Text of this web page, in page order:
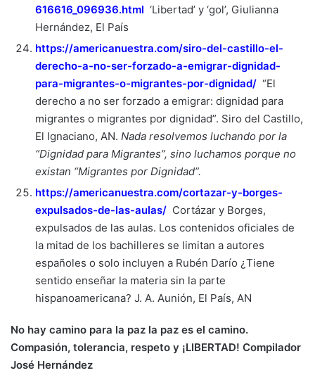
616616_096936.html ‘Libertad’ y ‘gol’, Giulianna
Hernández, El País
https://americanuestra.com/siro-del-castillo-el-
derecho-a-no-ser-forzado-a-emigrar-dignidad-
para-migrantes-o-migrantes-por-dignidad/ “El
derecho a no ser forzado a emigrar: dignidad para
migrantes o migrantes por dignidad”. Siro del Castillo,
El Ignaciano, AN. Nada resolvemos luchando por la
“Dignidad para Migrantes”, sino luchamos porque no
existan “Migrantes por Dignidad”.
https://americanuestra.com/cortazar-y-borges-
expulsados-de-las-aulas/ Cortázar y Borges,
expulsados de las aulas. Los contenidos oficiales de
la mitad de los bachilleres se limitan a autores
españoles o solo incluyen a Rubén Darío ¿Tiene
sentido enseñar la materia sin la parte
hispanoamericana? J. A. Aunión, El País, AN
No hay camino para la paz la paz es el camino.
Compasión, tolerancia, respeto y ¡LIBERTAD! Compilador
José Hernández